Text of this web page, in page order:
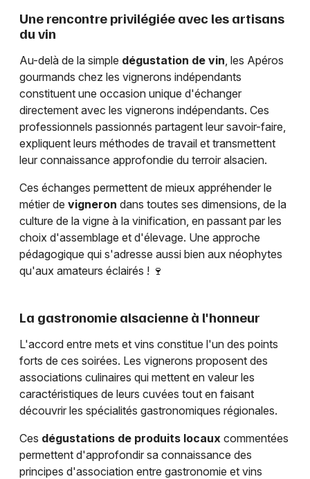
Une rencontre privilégiée avec les artisans
du vin
Au-delà de la simple dégustation de vin, les Apéros
gourmands chez les vignerons indépendants
constituent une occasion unique d'échanger
directement avec les vignerons indépendants. Ces
professionnels passionnés partagent leur savoir-faire,
expliquent leurs méthodes de travail et transmettent
leur connaissance approfondie du terroir alsacien.
Ces échanges permettent de mieux appréhender le
métier de vigneron dans toutes ses dimensions, de la
culture de la vigne à la vinification, en passant par les
choix d'assemblage et d'élevage. Une approche
pédagogique qui s'adresse aussi bien aux néophytes
qu'aux amateurs éclairés ! 🍷
La gastronomie alsacienne à l'honneur
L'accord entre mets et vins constitue l'un des points
forts de ces soirées. Les vignerons proposent des
associations culinaires qui mettent en valeur les
caractéristiques de leurs cuvées tout en faisant
découvrir les spécialités gastronomiques régionales.
Ces dégustations de produits locaux commentées
permettent d'approfondir sa connaissance des
principes d'association entre gastronomie et vins